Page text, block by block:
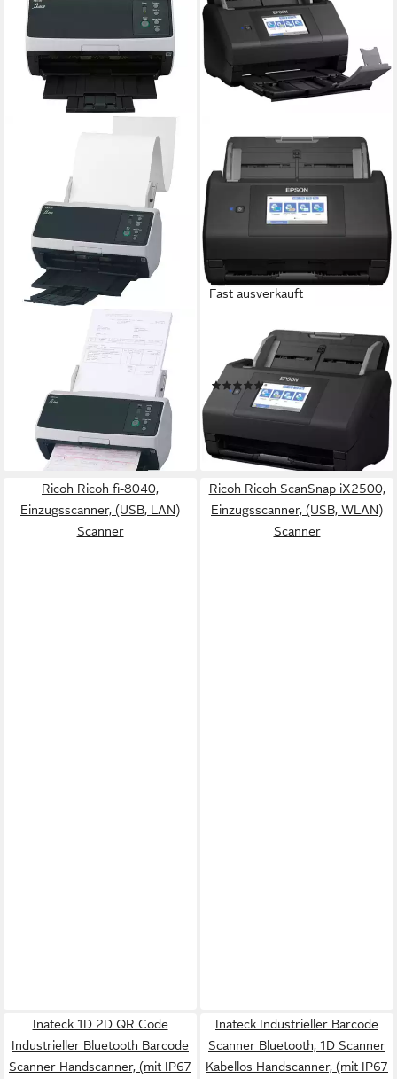
Ricoh fi-8150,
Einzugsscanner, (USB, LAN)
Scanner
ab 614,05 €
1.212,61 €
-49%
lieferbar - in 3-4 Werktagen bei dir
Fast ausverkauft
Epson WorkForce ES-580W,
Einzugsscanner Scanner
(1)
ab 425,09 € UVP
lieferbar - in 3-4 Werktagen bei dir
Ricoh Ricoh fi-8040,
Einzugsscanner, (USB, LAN)
Scanner
Ricoh Ricoh ScanSnap iX2500,
Einzugsscanner, (USB, WLAN)
Scanner
Inateck 1D 2D QR Code
Industrieller Bluetooth Barcode
Scanner Handscanner, (mit IP67
Inateck Industrieller Barcode
Scanner Bluetooth, 1D Scanner
Kabellos Handscanner, (mit IP67